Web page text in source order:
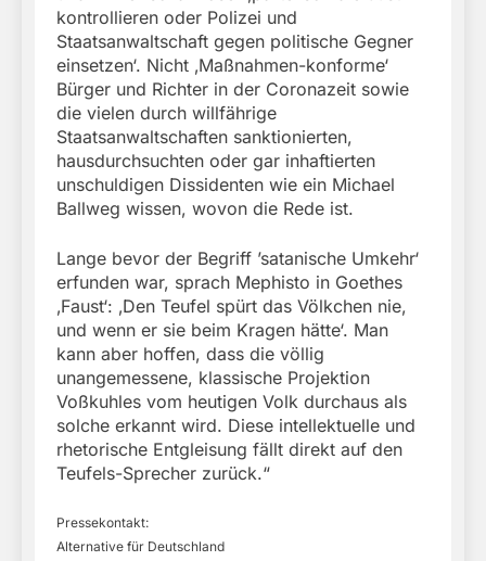
kontrollieren oder Polizei und
Staatsanwaltschaft gegen politische Gegner
einsetzen‘. Nicht ‚Maßnahmen-konforme‘
Bürger und Richter in der Coronazeit sowie
die vielen durch willfährige
Staatsanwaltschaften sanktionierten,
hausdurchsuchten oder gar inhaftierten
unschuldigen Dissidenten wie ein Michael
Ballweg wissen, wovon die Rede ist.
Lange bevor der Begriff ’satanische Umkehr‘
erfunden war, sprach Mephisto in Goethes
‚Faust‘: ‚Den Teufel spürt das Völkchen nie,
und wenn er sie beim Kragen hätte‘. Man
kann aber hoffen, dass die völlig
unangemessene, klassische Projektion
Voßkuhles vom heutigen Volk durchaus als
solche erkannt wird. Diese intellektuelle und
rhetorische Entgleisung fällt direkt auf den
Teufels-Sprecher zurück.“
Pressekontakt:
Alternative für Deutschland